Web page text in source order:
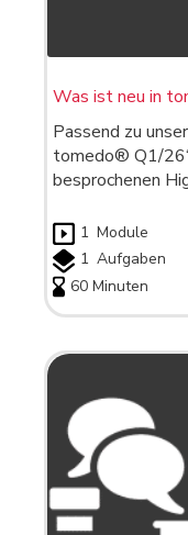
Was ist neu in
Passend zu
tomedo® Q1/
besprochenen
1 Module
1 Aufgaben
60 Minuten